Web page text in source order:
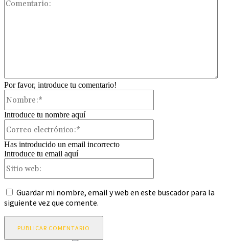
Por favor, introduce tu comentario!
Introduce tu nombre aquí
Has introducido un email incorrecto
Introduce tu email aquí
Guardar mi nombre, email y web en este buscador para la
siguiente vez que comente.